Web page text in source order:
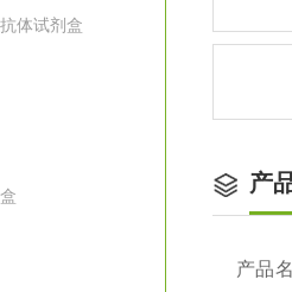
体试剂盒
产
产品